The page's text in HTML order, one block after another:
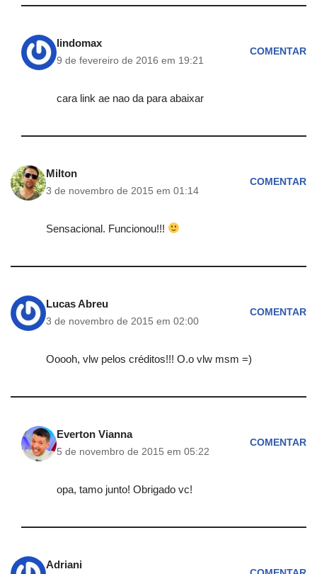
lindomax
9 de fevereiro de 2016 em 19:21
COMENTAR
cara link ae nao da para abaixar
Milton
3 de novembro de 2015 em 01:14
COMENTAR
Sensacional. Funcionou!!!
Lucas Abreu
3 de novembro de 2015 em 02:00
COMENTAR
Ooooh, vlw pelos créditos!!! O.o vlw msm =)
Everton Vianna
5 de novembro de 2015 em 05:22
COMENTAR
opa, tamo junto! Obrigado vc!
Adriani